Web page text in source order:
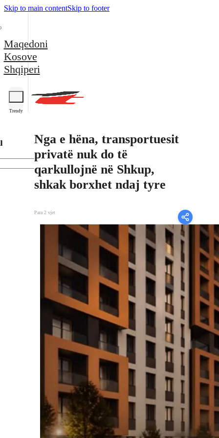
Skip to main contentSkip to footer
Maqedoni
Kosove
Shqiperi
Trendy
Nga e hëna, transportuesit
privatë nuk do të
qarkullojnë në Shkup,
shkak borxhet ndaj tyre
Para 2 vjet